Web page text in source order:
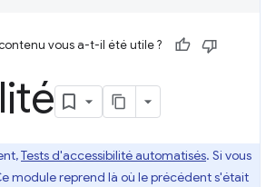
vous a-t-il été utile ?
Tests d'accessibilité automatisés. Si vous
module reprend là où le précédent s'était